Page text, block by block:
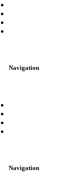
Navigation
Navigation